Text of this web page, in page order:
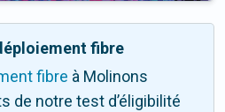
fibre
fibre à Molinons
de notre test d’éligibilité